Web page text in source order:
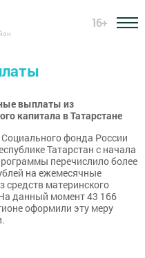
16+
выплаты из
капитала в Татарстане
фонда России
Татарстан с начала
перечислило более
на ежемесячные
средств материнского
данный момент 43 166
оформили эту меру